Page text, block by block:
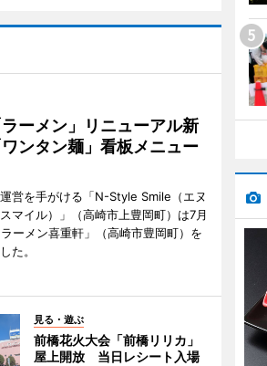
ーメン」リニューアル新
ンタン麺」看板メニュー
営を手がける「N-Style Smile（エヌ
マイル）」（高崎市上豊岡町）は7月
ーメン喜重軒」（高崎市豊岡町）を
た。
見る・遊ぶ
前橋花火大会「前橋リリカ」
屋上開放 当日レシート入場